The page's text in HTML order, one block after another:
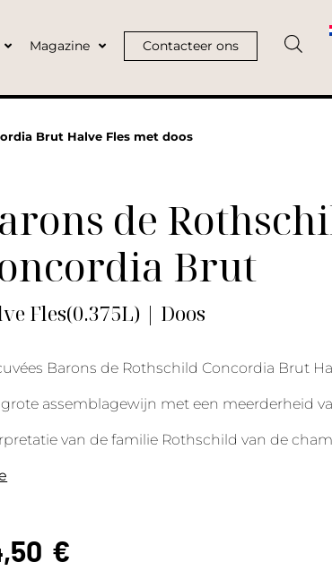
Magazine Contacteer ons
Brut Halve Fles met doos
de
Brut
Fles(0.375L) | Doos
Barons de Rothschild Concordia Brut
assemblagewijn met een meerderheid
van de familie Rothschild van de
€